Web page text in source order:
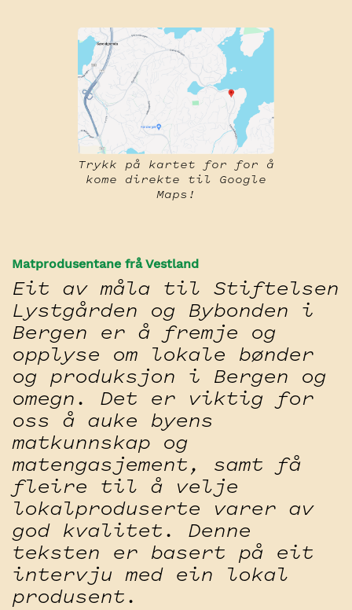
Trykk på kartet for for å
kome direkte til Google
Maps!
Matprodusentane frå Vestland
Eit av måla til Stiftelsen
Lystgården og Bybonden i
Bergen er å fremje og
opplyse om lokale bønder
og produksjon i Bergen og
omegn. Det er viktig for
oss å auke byens
matkunnskap og
matengasjement, samt få
fleire til å velje
lokalproduserte varer av
god kvalitet. Denne
teksten er basert på eit
intervju med ein lokal
produsent.